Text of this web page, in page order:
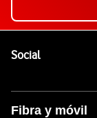
SocialEnlaces a
Fibra y móvil